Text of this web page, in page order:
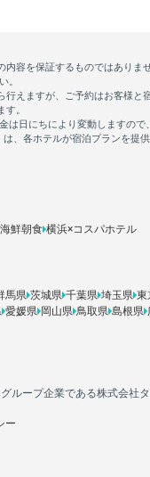
鮮朝食 横浜×コスパホテル
馬県 茨城県 千葉県 埼玉県 東
愛媛県 岡山県 鳥取県 島根県
ープ企業である株式会社タ
ー